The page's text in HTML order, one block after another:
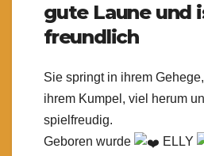
gute Laune und
freundlich
Sie springt in ihrem
ihrem Kumpel, viel herum
spielfreudig.
Geboren wurde
ELLY